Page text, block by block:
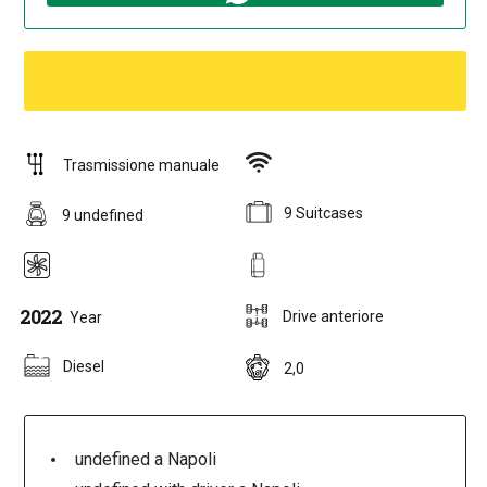
Trasmissione manuale
9 undefined 9 Suitcases
2022 Year Drive anteriore
Diesel 2,0
undefined a Napoli